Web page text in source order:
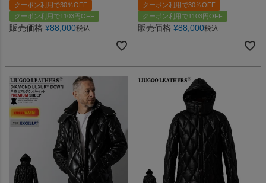
クーポン利用で30％OFF
クーポン利用で1103円OFF
販売価格 ¥88,000税込
クーポン利用で30％OFF
クーポン利用で1103円OFF
販売価格 ¥88,000税込